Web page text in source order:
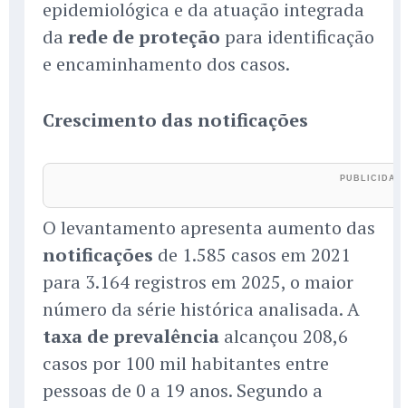
epidemiológica e da atuação integrada
da rede de proteção para identificação
e encaminhamento dos casos.
Crescimento das notificações
O levantamento apresenta aumento das
notificações de 1.585 casos em 2021
para 3.164 registros em 2025, o maior
número da série histórica analisada. A
taxa de prevalência alcançou 208,6
casos por 100 mil habitantes entre
pessoas de 0 a 19 anos. Segundo a